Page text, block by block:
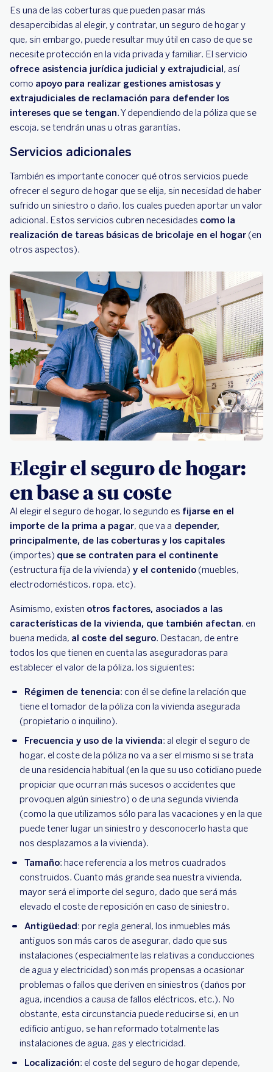
Es una de las coberturas que pueden pasar más
desapercibidas al elegir, y contratar, un seguro de hogar y
que, sin embargo, puede resultar muy útil en caso de que se
necesite protección en la vida privada y familiar. El servicio
ofrece asistencia jurídica judicial y extrajudicial, así
como apoyo para realizar gestiones amistosas y
extrajudiciales de reclamación para defender los
intereses que se tengan. Y dependiendo de la póliza que se
escoja, se tendrán unas u otras garantías.
Servicios adicionales
También es importante conocer qué otros servicios puede
ofrecer el seguro de hogar que se elija, sin necesidad de haber
sufrido un siniestro o daño, los cuales pueden aportar un valor
adicional. Estos servicios cubren necesidades como la
realización de tareas básicas de bricolaje en el hogar (en
otros aspectos).
Elegir el seguro de hogar:
en base a su coste
Al elegir el seguro de hogar, lo segundo es fijarse en el
importe de la prima a pagar, que va a depender,
principalmente, de las coberturas y los capitales
(importes) que se contraten para el continente
(estructura fija de la vivienda) y el contenido (muebles,
electrodomésticos, ropa, etc).
Asimismo, existen otros factores, asociados a las
características de la vivienda, que también afectan, en
buena medida, al coste del seguro. Destacan, de entre
todos los que tienen en cuenta las aseguradoras para
establecer el valor de la póliza, los siguientes:
Régimen de tenencia: con él se define la relación que
tiene el tomador de la póliza con la vivienda asegurada
(propietario o inquilino).
Frecuencia y uso de la vivienda: al elegir el seguro de
hogar, el coste de la póliza no va a ser el mismo si se trata
de una residencia habitual (en la que su uso cotidiano puede
propiciar que ocurran más sucesos o accidentes que
provoquen algún siniestro) o de una segunda vivienda
(como la que utilizamos sólo para las vacaciones y en la que
puede tener lugar un siniestro y desconocerlo hasta que
nos desplazamos a la vivienda).
Tamaño: hace referencia a los metros cuadrados
construidos. Cuanto más grande sea nuestra vivienda,
mayor será el importe del seguro, dado que será más
elevado el coste de reposición en caso de siniestro.
Antigüedad: por regla general, los inmuebles más
antiguos son más caros de asegurar, dado que sus
instalaciones (especialmente las relativas a conducciones
de agua y electricidad) son más propensas a ocasionar
problemas o fallos que deriven en siniestros (daños por
agua, incendios a causa de fallos eléctricos, etc.). No
obstante, esta circunstancia puede reducirse si, en un
edificio antiguo, se han reformado totalmente las
instalaciones de agua, gas y electricidad.
Localización: el coste del seguro de hogar depende,